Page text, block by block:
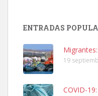
Leales.org » Gran Canaria
ENTRADAS
19
COVID-